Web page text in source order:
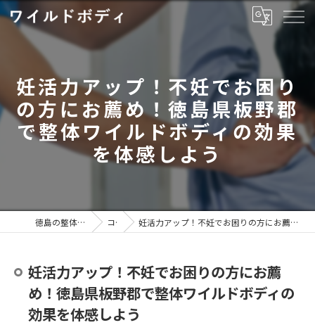
妊活力アップ！不妊でお困り
の方にお薦め！徳島県板野郡
で整体ワイルドボディの効果
を体感しよう
徳島の整体ならワイルドボディ コラム 妊活力アップ！不妊でお困りの方にお薦め！徳島県板野郡で整体ワイルドボディの効果を体感しよう
妊活力アップ！不妊でお困りの方にお薦
め！徳島県板野郡で整体ワイルドボディの
効果を体感しよう